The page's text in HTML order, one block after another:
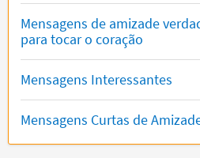
Mensagens de amizade
para tocar o coração
Mensagens Interessantes
Mensagens Curtas de